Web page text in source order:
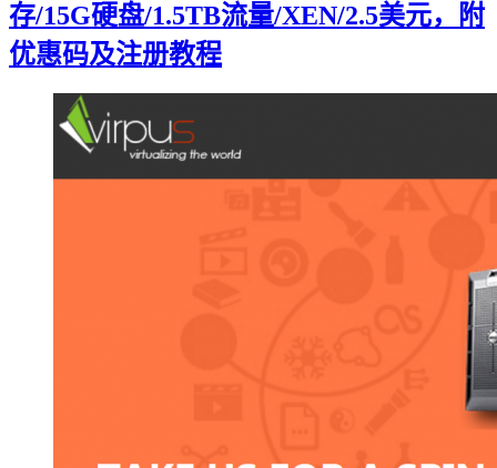
存/15G硬盘/1.5TB流量/XEN/2.5美元，附
优惠码及注册教程